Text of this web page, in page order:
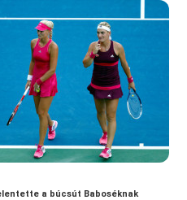
a búcsút Baboséknak